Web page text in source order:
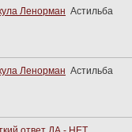
Ленорман Астильба
Ленорман Астильба